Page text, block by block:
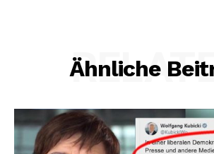
Ähnliche